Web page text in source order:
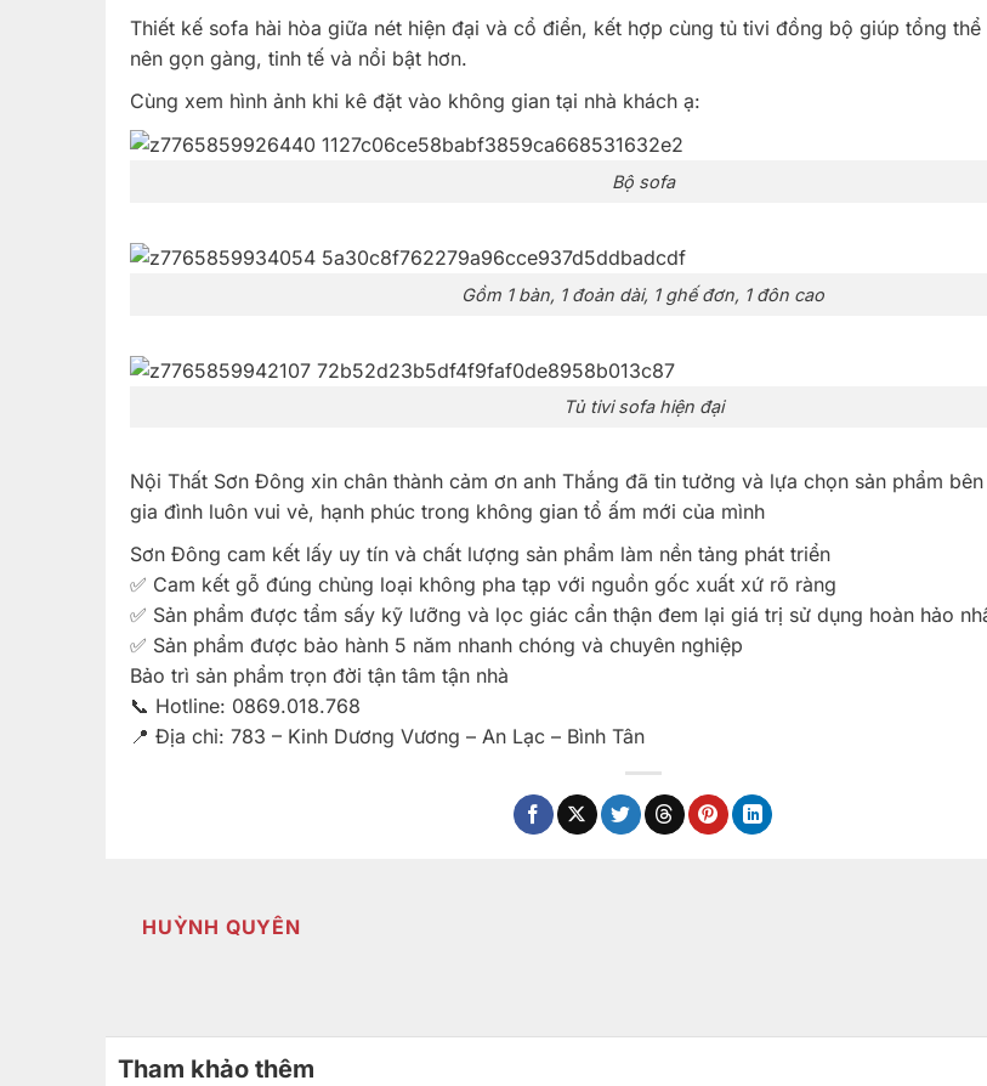
Thiết kế sofa hài hòa giữa nét hiện đại và cổ điển, kết hợp cùng tủ tivi đồng bộ giúp tổng
nên gọn gàng, tinh tế và nổi bật hơn.
Cùng xem hình ảnh khi kê đặt vào không gian tại nhà khách ạ:
Bộ sofa
Gồm 1 bàn, 1 đoản dài, 1 ghế đơn, 1 đôn cao
Tủ tivi sofa hiện đại
Nội Thất Sơn Đông xin chân thành cảm ơn anh Thắng đã tin tưởng và lựa chọn sản phẩm
gia đình luôn vui vẻ, hạnh phúc trong không gian tổ ấm mới của mình
Sơn Đông cam kết lấy uy tín và chất lượng sản phẩm làm nền tảng phát triển
✅ Cam kết gỗ đúng chủng loại không pha tạp với nguồn gốc xuất xứ rõ ràng
✅ Sản phẩm được tẩm sấy kỹ lưỡng và lọc giác cẩn thận đem lại giá trị sử dụng hoàn hảo
✅ Sản phẩm được bảo hành 5 năm nhanh chóng và chuyên nghiệp
Bảo trì sản phẩm trọn đời tận tâm tận nhà
📞 Hotline: 0869.018.768
📍 Địa chỉ: 783 – Kinh Dương Vương – An Lạc – Bình Tân
HUỲNH QUYÊN
Tham khảo thêm